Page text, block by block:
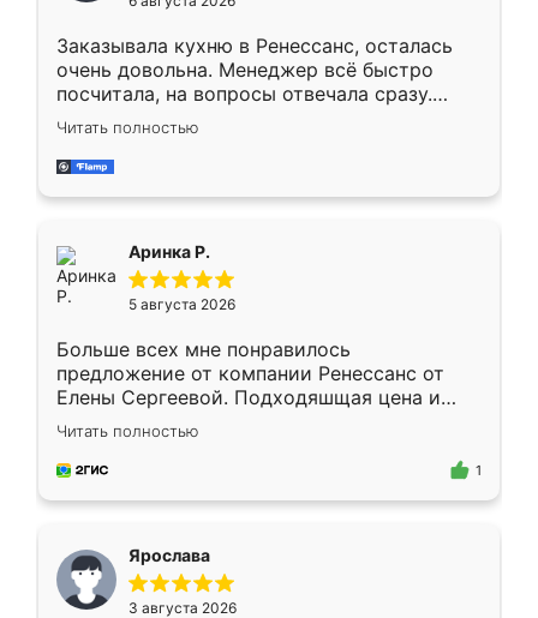
мебели буду заказывать только здесь.
Заказывала кухню в Ренессанс, осталась
очень довольна. Менеджер всё быстро
посчитала, на вопросы отвечала сразу.
Замерщик приехал в субботу, подошёл к
делу со всей ответственностью. Собрали
за день, ребята работали аккуратно, даже
Читать полностью
Аринка Р.
5 августа 2026
Больше всех мне понравилось
предложение от компании Ренессанс от
Елены Сергеевой. Подходяшщая цена и
короткие сроки изготовления. Приехавший
для замера сотрудник Владислав
предложил по моему эскизу самый
Читать полностью
1
Ярослава
3 августа 2026